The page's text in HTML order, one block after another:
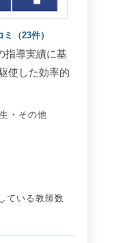
ミ（23件）
指導実績に基
使した効率的
・ その他
いる教師数